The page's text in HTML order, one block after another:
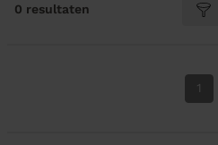
0 resultaten
1